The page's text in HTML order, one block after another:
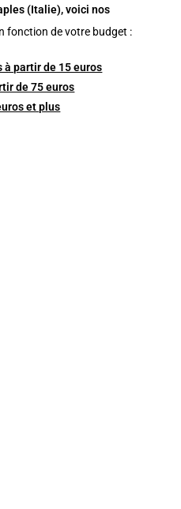
(Italie), voici nos
fonction de votre budget :
à partir de 15 euros
de 75 euros
et plus